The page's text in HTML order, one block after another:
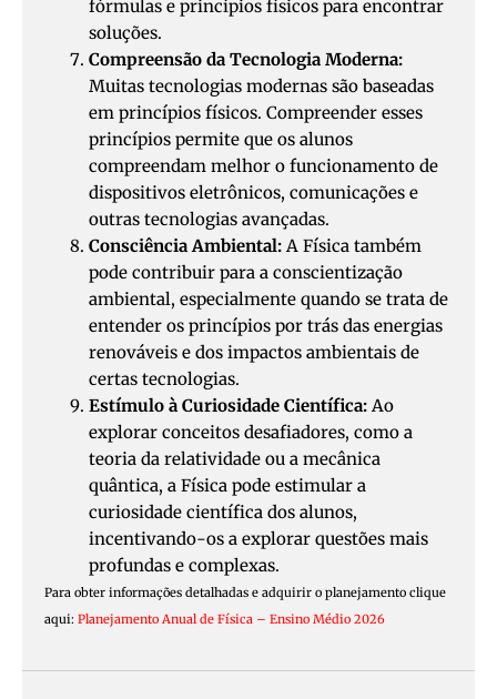
fórmulas e princípios físicos para encontrar
soluções.
Compreensão da Tecnologia Moderna:
Muitas tecnologias modernas são baseadas
em princípios físicos. Compreender esses
princípios permite que os alunos
compreendam melhor o funcionamento de
dispositivos eletrônicos, comunicações e
outras tecnologias avançadas.
Consciência Ambiental: A Física também
pode contribuir para a conscientização
ambiental, especialmente quando se trata de
entender os princípios por trás das energias
renováveis e dos impactos ambientais de
certas tecnologias.
Estímulo à Curiosidade Científica: Ao
explorar conceitos desafiadores, como a
teoria da relatividade ou a mecânica
quântica, a Física pode estimular a
curiosidade científica dos alunos,
incentivando-os a explorar questões mais
profundas e complexas.
Para obter informações detalhadas e adquirir o planejamento clique
aqui: Planejamento Anual de Física – Ensino Médio 2026